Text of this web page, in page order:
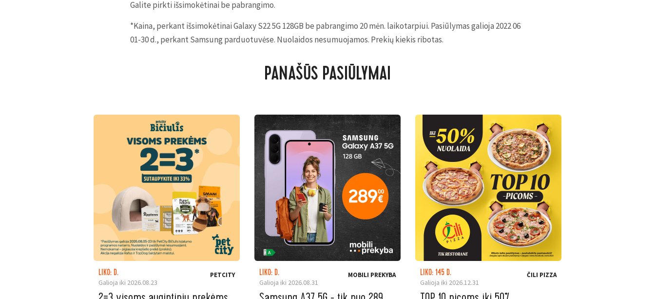
Galite pirkti išsimokėtinai be pabrangimo.
*Kaina, perkant išsimokėtinai Galaxy S22 5G 128GB be pabrangimo 20 mėn. laikotarpiui. Pasiūlymas galioja 2022 06
01-30 d., perkant Samsung parduotuvėse. Nuolaidos nesumuojamos. Prekių kiekis ribotas.
PANAŠŪS PASIŪLYMAI
LIKO: D.
Galioja iki 2026.08.23
PETCITY
LIKO: D.
Galioja iki 2026.08.31
MOBILI PREKYBA
LIKO: 145 D.
Galioja iki 2026.12.31
ČILI PIZZA